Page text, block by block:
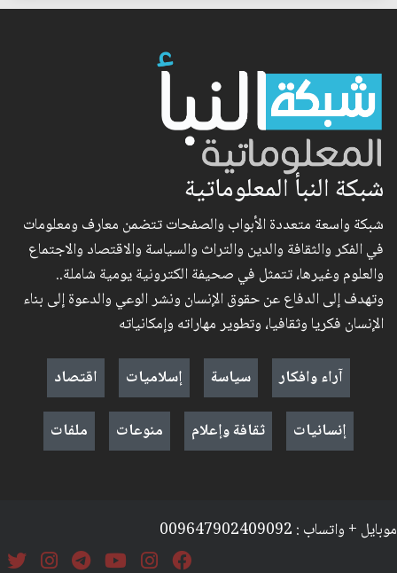
شبكة النبأ المعلوماتية
شبكة واسعة متعددة الأبواب والصفحات تتضمن معارف ومعلومات
في الفكر والثقافة والدين والتراث والسياسة والاقتصاد والاجتماع
والعلوم وغيرها، تتمثل في صحيفة الكترونية يومية شاملة..
وتهدف إلى الدفاع عن حقوق الإنسان ونشر الوعي والدعوة إلى بناء
الإنسان فكريا وثقافيا، وتطوير مهاراته وإمكانياته
آراء وافكار
سياسة إسلاميات
اقتصاد
إنسانيات
ثقافة وإعلام منوعات ملفات
موبايل + واتساب : 009647902409092